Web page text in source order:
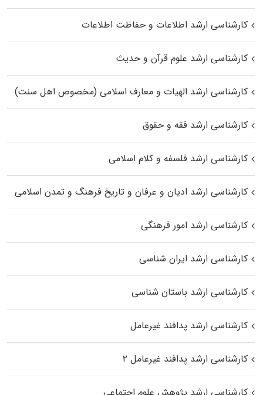
کارشناسی ارشد اطلاعات و حفاظت اطلاعات
کارشناسی ارشد علوم قرآن و حدیث
کارشناسی ارشد الهیات و معارف اسلامی (مخصوص اهل سنت)
کارشناسی ارشد فقه و حقوق
کارشناسی ارشد فلسفه و کلام اسلامی
کارشناسی ارشد ادیان و عرفان و تاریخ فرهنگ و تمدن اسلامی
کارشناسی ارشد امور فرهنگی
کارشناسی ارشد ایران شناسی
کارشناسی ارشد باستان شناسی
کارشناسی ارشد پدافند غیرعامل
کارشناسی ارشد پدافند غیرعامل ۲